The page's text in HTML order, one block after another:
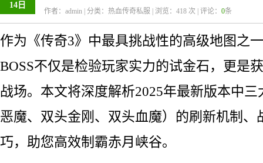
14日
作者：admin | 分类：热血传奇私服 | 浏览： 418 次 | 评论： 0条
作为《传奇3》中最具挑战性的高级地图之
BOSS不仅是检验玩家实力的试金石，更是
战场。本文将深度解析2025年最新版本中三
恶魔、双头金刚、双头血魔）的刷新机制、
巧，助您高效制霸赤月峡谷。